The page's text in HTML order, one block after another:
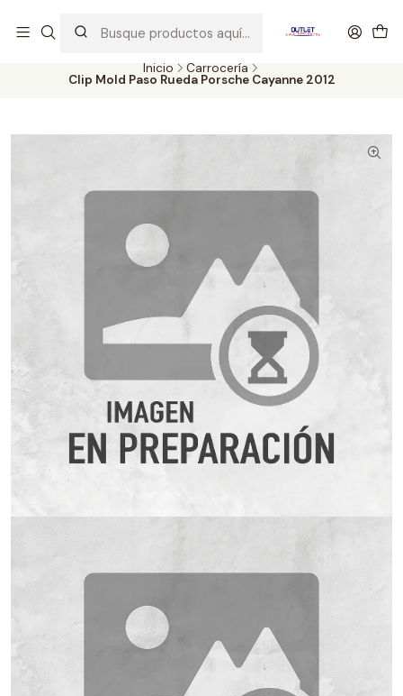
probados con altos estándares de calidad.
Inicio Carrocería
Clip Mold Paso Rueda Porsche Cayanne 2012